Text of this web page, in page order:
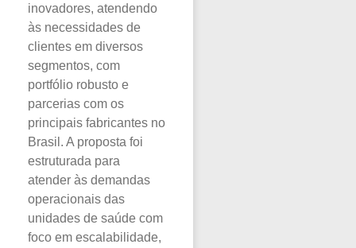
inovadores, atendendo
às necessidades de
clientes em diversos
segmentos, com
portfólio robusto e
parcerias com os
principais fabricantes no
Brasil. A proposta foi
estruturada para
atender às demandas
operacionais das
unidades de saúde com
foco em escalabilidade,